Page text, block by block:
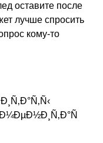
оставите после
лучше спросить
кому-то